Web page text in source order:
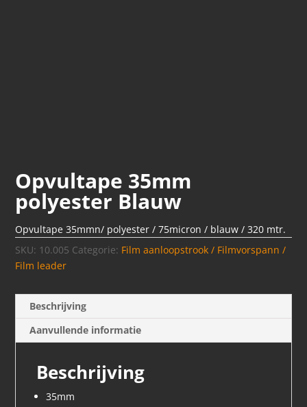
Opvultape 35mm
polyester Blauw
Opvultape 35mmn/ polyester / 75micron / blauw / 320 mtr.
SKU: 10.005 Categorie: Film aanloopstrook / Filmvorspann /
Film leader
Beschrijving
Aanvullende informatie
Beschrijving
35mm